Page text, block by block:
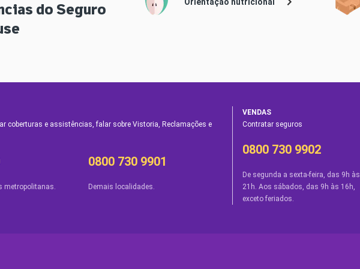
do Seguro
coberturas e assistências, falar sobre Vistoria, Reclamações e
metropolitanas.
0800 730 9901
Demais localidades.
VENDAS
Contratar seguros
0800 730 9902
De segunda a sexta-feira, das 9h às
21h. Aos sábados, das 9h às 16h,
exceto feriados.